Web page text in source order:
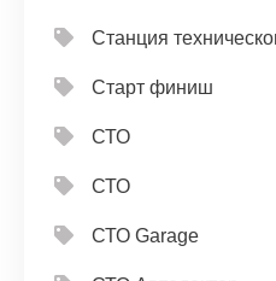
Станция
Старт финиш
СТО
СТО
СТО Garage